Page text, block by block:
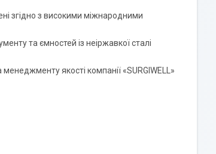
згідно з високими міжнародними
та ємностей із неіржавкої сталі
якості компанії «SURGIWELL»